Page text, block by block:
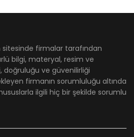
firmalar tarafından
bilgi, materyal, resim ve
doğruluğu ve güvenilirliği
firmanın sorumluluğu altında
ilgili hiç bir şekilde sorumlu